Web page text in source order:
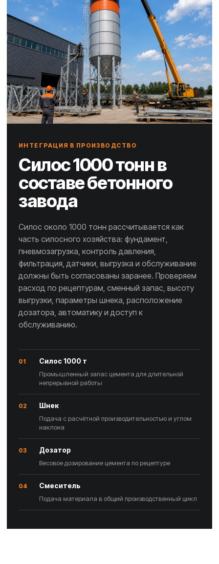
ИНТЕГРАЦИЯ В ПРОИЗВОДСТВО
Силос 1000 тонн в
составе бетонного
завода
Силос около 1000 тонн рассчитывается как
часть силосного хозяйства: фундамент,
пневмозагрузка, контроль давления,
фильтрация, датчики, выгрузка и обслуживание
должны быть согласованы заранее. Проверяем
расход по рецептурам, сменный запас, высоту
выгрузки, параметры шнека, расположение
дозатора, автоматику и доступ к
обслуживанию.
01 Силос 1000 т
Промышленный запас цемента для длительной
непрерывной работы
02 Шнек
Подача с расчётной производительностью и углом
наклона
03 Дозатор
Весовое дозирование цемента по рецептуре
04 Смеситель
Подача материала в общий производственный цикл